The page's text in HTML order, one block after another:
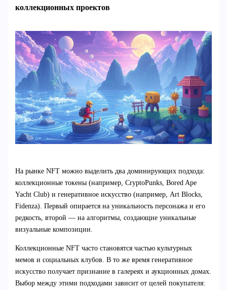
коллекционных проектов
На рынке NFT можно выделить два доминирующих подхода:
коллекционные токены (например, CryptoPunks, Bored Ape
Yacht Club) и генеративное искусство (например, Art Blocks,
Fidenza). Первый опирается на уникальность персонажа и его
редкость, второй — на алгоритмы, создающие уникальные
визуальные композиции.
Коллекционные NFT часто становятся частью культурных
мемов и социальных клубов. В то же время генеративное
искусство получает признание в галереях и аукционных домах.
Выбор между этими подходами зависит от целей покупателя: